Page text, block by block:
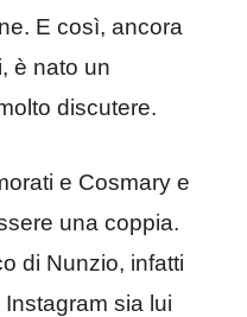
E così, ancora
è nato un
discutere.
e Cosmary e
una coppia.
di Nunzio, infatti
sia lui